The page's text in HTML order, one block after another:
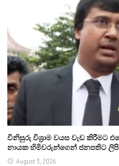
විනිසුරු විශ්‍රාම වයස වැඩ කිරීමට
නායක හිමිවරුන්ගෙන් ජනපතිට
August 3, 2026